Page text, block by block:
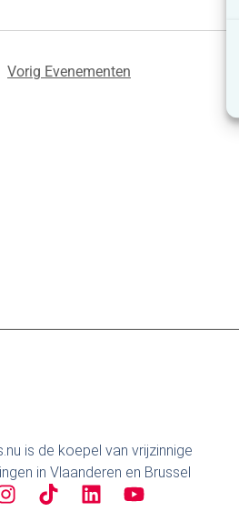
Vorig Evenementen
is de koepel van vrijzinnige
in Vlaanderen en Brussel